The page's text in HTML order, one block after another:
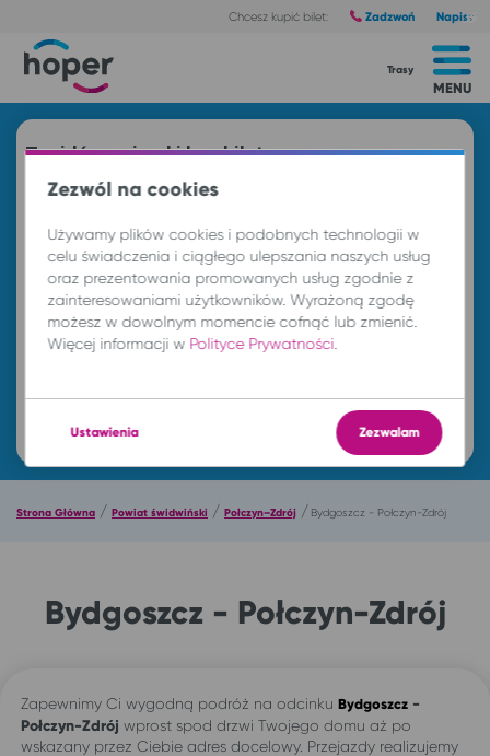
Chcesz kupić bilet: Zadzwoń Napisz
MENU
Trasy
Znajdź przejazd i kup bilet
Z
DO
so. 8 sie.
Znajdź przejazd
Strona Główna / Powiat świdwiński / Połczyn–Zdrój /Bydgoszcz - Połczyn-Zdrój
Bydgoszcz - Połczyn-Zdrój
Zapewnimy Ci wygodną podróż na odcinku Bydgoszcz -
Połczyn-Zdrój wprost spod drzwi Twojego domu aż po
wskazany przez Ciebie adres docelowy. Przejazdy realizujemy
Zezwól na cookies
Używamy plików cookies i podobnych technologii w
celu świadczenia i ciągłego ulepszania naszych usług
oraz prezentowania promowanych usług zgodnie z
zainteresowaniami użytkowników. Wyrażoną zgodę
możesz w dowolnym momencie cofnąć lub zmienić.
Więcej informacji w Polityce Prywatności
Ustawienia Zezwalam